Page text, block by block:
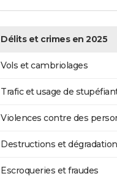
Délits et crimes en 2025
Vols et cambriolages
Trafic et usage de
Violences contre des
Destructions et
Escroqueries et fraudes